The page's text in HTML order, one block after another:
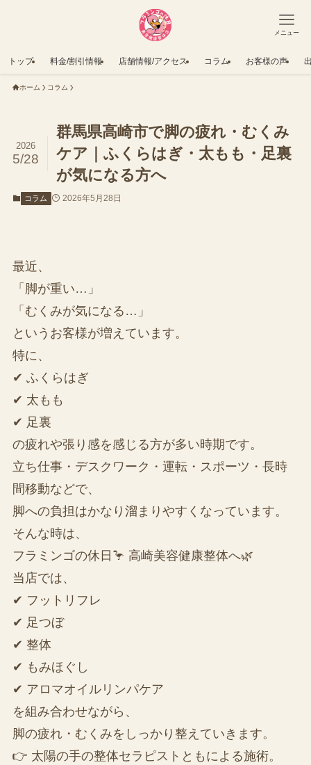
メニュー
トップ 料金/割引情報 店舗情報/アクセス コラム お客様の声
ホーム コラム
群馬県高崎市で脚の疲れ・むくみ
ケア｜ふくらはぎ・太もも・足裏
が気になる方へ
2026
5/28
コラム 2026年5月28日
最近、
「脚が重い…」
「むくみが気になる…」
というお客様が増えています。
特に、
✔ ふくらはぎ
✔ 太もも
✔ 足裏
の疲れや張り感を感じる方が多い時期です。
立ち仕事・デスクワーク・運転・スポーツ・長時
間移動などで、
脚への負担はかなり溜まりやすくなっています。
そんな時は、
フラミンゴの休日🦩 高崎美容健康整体へ🌿
当店では、
✔ フットリフレ
✔ 足つぼ
✔ 整体
✔ もみほぐし
✔ アロマオイルリンパケア
を組み合わせながら、
脚の疲れ・むくみをしっかり整えていきます。
👉 太陽の手の整体セラピストともによる施術。